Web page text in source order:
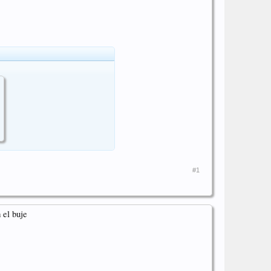
#1
el buje